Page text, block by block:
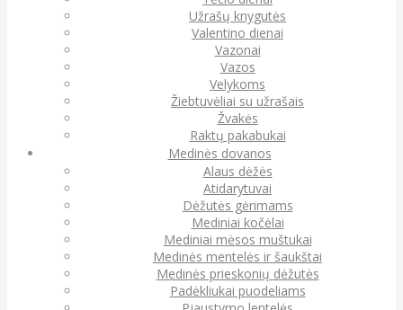
Užrašų knygutės
Valentino dienai
Vazonai
Vazos
Velykoms
Žiebtuvėliai su užrašais
Žvakės
Raktų pakabukai
Medinės dovanos
Alaus dėžės
Atidarytuvai
Dėžutės gėrimams
Mediniai kočėlai
Mediniai mėsos muštukai
Medinės mentelės ir šaukštai
Medinės prieskonių dėžutės
Padėkliukai puodeliams